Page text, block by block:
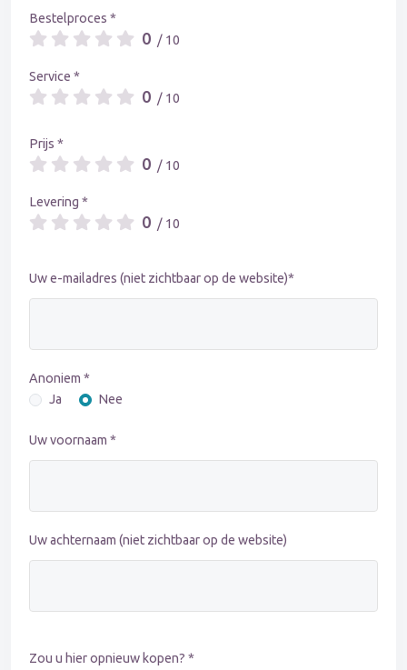
Bestelproces *
0 / 10
Service *
0 / 10
Prijs *
0 / 10
Levering *
0 / 10
Uw e-mailadres (niet zichtbaar op de website)*
Anoniem *
Ja
Nee
Uw voornaam *
Uw achternaam (niet zichtbaar op de website)
Zou u hier opnieuw kopen? *